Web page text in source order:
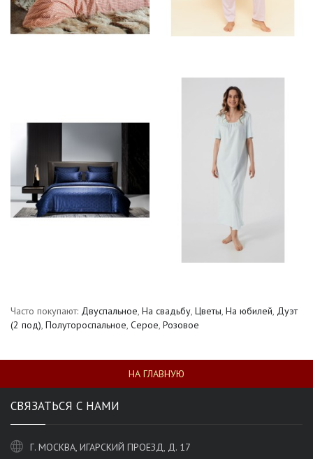
Часто покупают: Двуспальное, На свадьбу, Цветы, На юбилей, Дуэт
(2 под), Полутороспальное, Серое, Розовое
НА ГЛАВНУЮ
СВЯЗАТЬСЯ С НАМИ
Г. МОСКВА, ИГАРСКИЙ ПРОЕЗД, Д. 17